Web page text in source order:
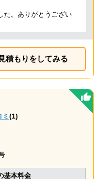
た。ありがとうござい
積もりをしてみる
ミ (1)
基本料金